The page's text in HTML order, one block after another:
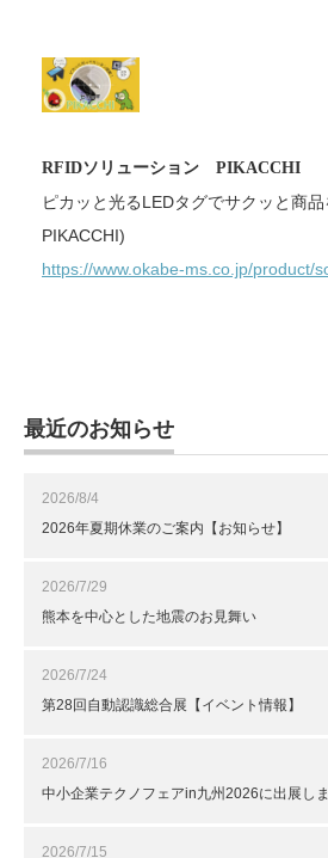
RFIDソリューション PIKACCHI
ピカッと光るLEDタグでサクッと商
PIKACCHI)
https://www.okabe-ms.co.jp/product/
最近のお知らせ
2026/8/4
2026年夏期休業のご案内【お知らせ】
2026/7/29
熊本を中心とした地震のお見舞い
2026/7/24
第28回自動認識総合展【イベント情報】
2026/7/16
中小企業テクノフェアin九州2026に出展し
2026/7/15